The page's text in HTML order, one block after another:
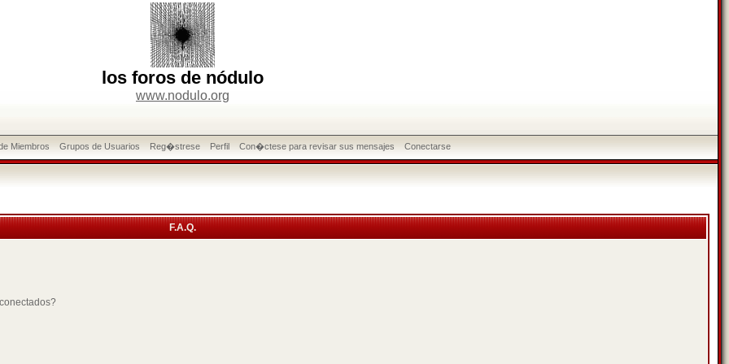
los foros de nódulo
www.nodulo.org
Miembros Grupos de Usuarios Reg�strese Perfil Con�ctese para revisar sus mensajes Conectarse
F.A.Q.